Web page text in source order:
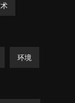
环境